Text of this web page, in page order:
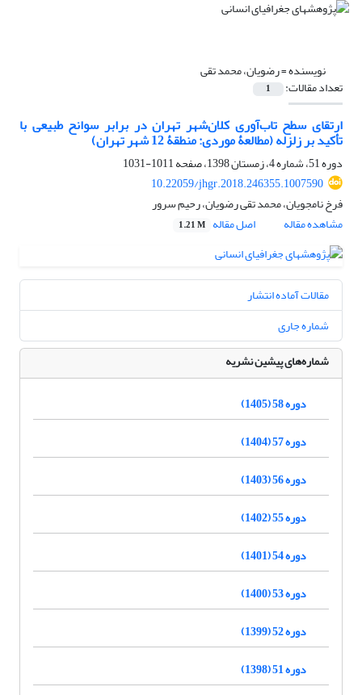
نویسنده =رضویان، محمد تقی
تعداد مقالات: 1
ارتقای سطح تاب‌آوری کلان‌شهر تهران در برابر سوانح طبیعی با
تأکید بر زلزله (مطالعۀ موردی: منطقۀ 12 شهر تهران)
دوره 51، شماره 4، زمستان 1398، صفحه
1011-1031
10.22059/jhgr.2018.246355.1007590
فرخ نامجویان، محمد تقی رضویان، رحیم سرور
مشاهده مقاله
اصل مقاله 1.21 M
مقالات آماده انتشار
شماره جاری
شماره‌های پیشین نشریه
دوره 58 (1405)
دوره 57 (1404)
دوره 56 (1403)
دوره 55 (1402)
دوره 54 (1401)
دوره 53 (1400)
دوره 52 (1399)
دوره 51 (1398)